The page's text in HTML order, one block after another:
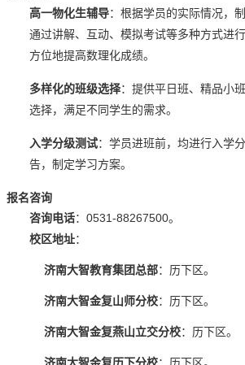
高一物化生辅导：根据学员的实际情况，
通过讲解、互动、模拟考试等多种方式进
方位地提高数理化成绩。
多样化的班级选择：提供平日班、精品小
选择，满足不同学生的需求。
入学分级测试：学员进班前，均进行入学
告，制定学习方案。
报名咨询
咨询电话：0531-88267500。
校区地址：
济南大智教育集团总部：历下区。
济南大智金复山师分校：历下区。
济南大智金复燕山立交分校：历下区。